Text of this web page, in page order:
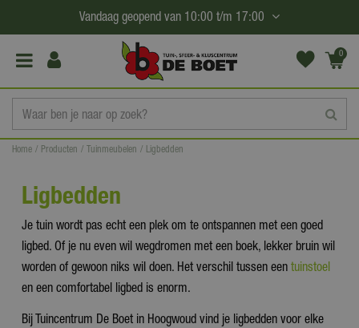
a
Home Producten Tuinmeubelen Ligbedden
Vandaag geopend van 10:00 t/m 17:00
0
(€0,
Ligbedden
Je tuin wordt pas echt een plek om te ontspannen met een goed
ligbed. Of je nu even wil wegdromen met een boek, lekker bruin wil
worden of gewoon niks wil doen. Het verschil tussen een tuinstoel
en een comfortabel ligbed is enorm.
Bij Tuincentrum De Boet in Hoogwoud vind je ligbedden voor elke